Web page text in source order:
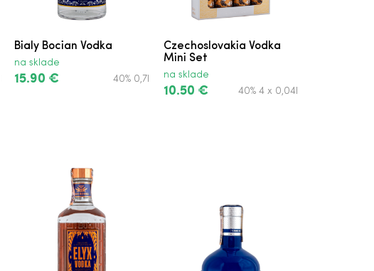
Bialy Bocian Vodka
na sklade
15.90 € 40% 0,7l
Czechoslovakia Vodka
Mini Set
na sklade
10.50 € 40% 4 x 0,04l